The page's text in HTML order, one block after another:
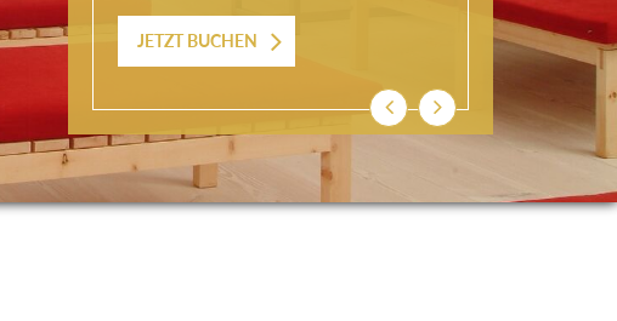
JETZT BUCHEN
ZurückWeiter